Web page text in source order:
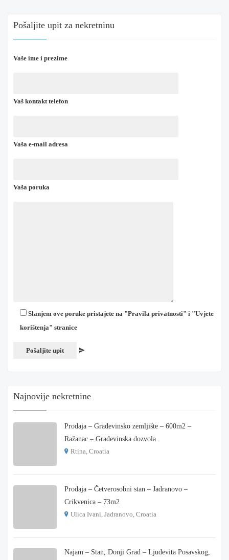
Pošaljite upit za nekretninu
Vaše ime i prezime
Vaš kontakt telefon
Vaša e-mail adresa
Vaša poruka
Slanjem ove poruke pristajete na "Pravila privatnosti" i "Uvjete
korištenja" stranice
Najnovije nekretnine
Prodaja – Građevinsko zemljište – 600m2 –
Ražanac – Građevinska dozvola
Rtina, Croatia
Prodaja – Četverosobni stan – Jadranovo –
Crikvenica – 73m2
Ulica Ivani, Jadranovo, Croatia
Najam – Stan, Donji Grad – Ljudevita Posavskog,